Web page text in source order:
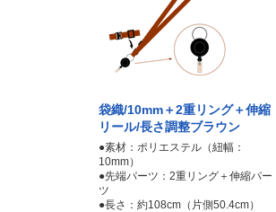
袋織/10mm＋2重リング＋伸縮
リール/長さ調整ブラウン
●素材：ポリエステル（紐幅：
10mm）
●先端パーツ：2重リング＋伸縮パー
ツ
●長さ：約108cm（片側50.4cm）